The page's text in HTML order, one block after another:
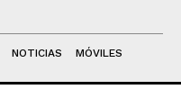
NOTICIAS MÓVILES